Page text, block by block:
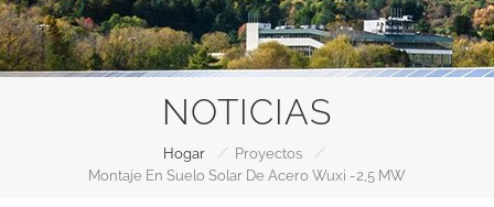
NOTICIAS
Hogar / Proyectos
/
Montaje En Suelo Solar De Acero Wuxi -2,5 MW